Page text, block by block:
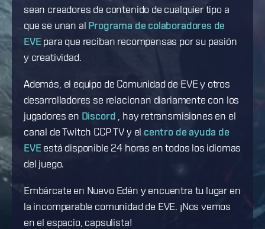
sean creadores de contenido de cualquier tipo a
que se unan al Programa de colaboradores de
EVEpara que reciban recompensas por su pasión
y creatividad.
Además, el equipo de Comunidad de EVE y otros
desarrolladores se relacionan diariamente con los
jugadores en Discord , hay retransmisiones en el
canal de Twitch CCP TV y el centro de ayuda de
EVEestá disponible 24 horas en todos los idiomas
del juego.
Embárcate en Nuevo Edén y encuentra tu lugar en
la incomparable comunidad de EVE. ¡Nos vemos
en el espacio, capsulista!